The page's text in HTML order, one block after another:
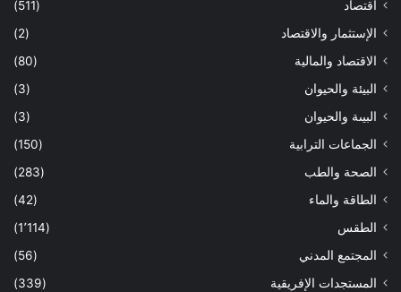
اقتصاد
(511)
الإستثمار والاقتصاد
(2)
الاقتصاد والمالية
(80)
البيئة والحيوان
(3)
البيىة والحيوان
(3)
الجماعات الترابية
(150)
الصحة والطب
(283)
الطاقة والماء
(42)
الطقس
(1٬114)
المجتمع المدني
(56)
المستجدات الإفريقية
(339)